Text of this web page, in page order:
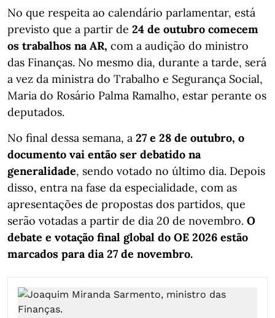
No que respeita ao calendário parlamentar, está
previsto que a partir de 24 de outubro comecem
os trabalhos na AR, com a audição do ministro
das Finanças. No mesmo dia, durante a tarde, será
a vez da ministra do Trabalho e Segurança Social,
Maria do Rosário Palma Ramalho, estar perante os
deputados.
No final dessa semana, a 27 e 28 de outubro, o
documento vai então ser debatido na
generalidade, sendo votado no último dia. Depois
disso, entra na fase da especialidade, com as
apresentações de propostas dos partidos, que
serão votadas a partir de dia 20 de novembro. O
debate e votação final global do OE 2026 estão
marcados para dia 27 de novembro.